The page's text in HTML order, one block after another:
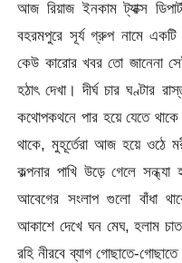
আজ রিয়াজ ইনকাম ট্যাক্স
বহরমপুরে সূর্য গ্রুপ নামে একটি
কেউ কারোর খবর তো জানেনা
হঠাৎ দেখা। দীর্ঘ চার ঘণ্টার
কথোপকথনে পার হয়ে যেতে
থাকে, মুহূর্তেরা আজ হয়ে ওঠে
কল্পনার পাখি উড়ে গেলে
আবেগের সংলাপ গুলো বাঁধা
আকাশে দেখে ঘন মেঘ, হলাম
রহি নীরবে ব্যাগ গোছাতে-